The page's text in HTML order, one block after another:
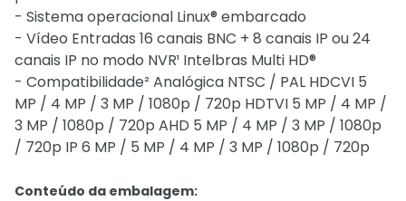
- Sistema operacional Linux® embarcado
- Vídeo Entradas 16 canais BNC + 8 canais IP ou 24
canais IP no modo NVR¹ Intelbras Multi HD®
- Compatibilidade² Analógica NTSC / PAL HDCVI 5
MP / 4 MP / 3 MP / 1080p / 720p HDTVI 5 MP / 4 MP /
3 MP / 1080p / 720p AHD 5 MP / 4 MP / 3 MP / 1080p
/ 720p IP 6 MP / 5 MP / 4 MP / 3 MP / 1080p / 720p
Conteúdo da embalagem: